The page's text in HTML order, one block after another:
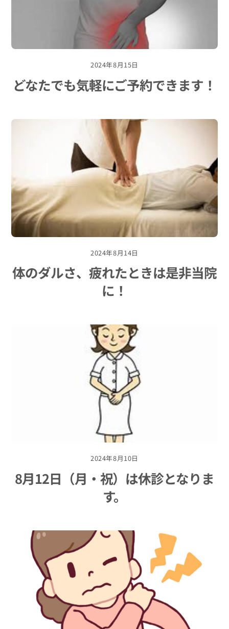
2024年8月15日
どなたでも気軽にご予約できます！
2024年8月14日
体のダルさ、疲れたときは是非当院
に！
2024年8月10日
8月12日（月・祝）は休診となりま
す。